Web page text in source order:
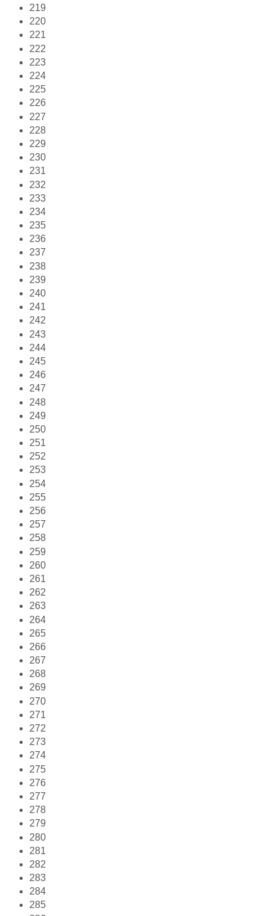
219
220
221
222
223
224
225
226
227
228
229
230
231
232
233
234
235
236
237
238
239
240
241
242
243
244
245
246
247
248
249
250
251
252
253
254
255
256
257
258
259
260
261
262
263
264
265
266
267
268
269
270
271
272
273
274
275
276
277
278
279
280
281
282
283
284
285